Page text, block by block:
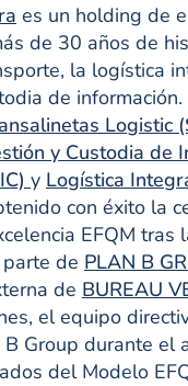
es un holding de
de 30 años de
la logística
de información.
Logistic
y Custodia de
y Logística
con éxito la
EFQM tras
de PLAN B
de BUREAU
el equipo
B Group durante el
del Modelo